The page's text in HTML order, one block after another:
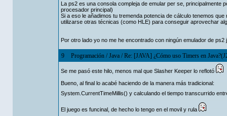
La ps2 es una consola compleja de emular per se, principalmente
procesador principal)
Si a eso le añadimos tu tremenda potencia de cálculo tenemos
utilizarse otras técnicas (como HLE) para conseguir aprovechar
Por otro lado yo no me he encontrado con ningún emulador de ps2
9 Programación/Java/Re: [JAVA] ¿Cómo uso Timers en
Se me pasó este hilo, menos mal que Slasher Keeper lo reflotó
Bueno, al final lo acabé haciendo de la manera más tradicional:
System.CurrentTimeMillis() y calculando el tiempo transcurrido
El juego es funcinal, de hecho lo tengo en el movil y rula